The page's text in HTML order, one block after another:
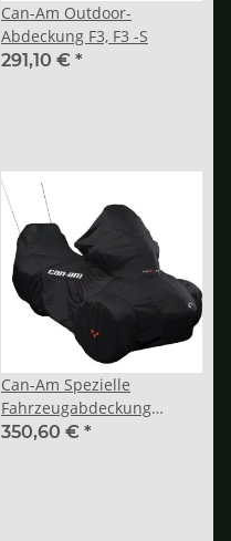
Can-Am Outdoor-
Abdeckung F3, F3 -S
291,10 € *
Can-Am Spezielle
Fahrzeugabdeckung
Spyder bis 2019
350,60 € *